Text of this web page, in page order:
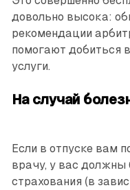
довольно высока:
рекомендации
помогают добиться
услуги.
На случай
Если в отпуске вам
врачу, у вас должны
страхования (в